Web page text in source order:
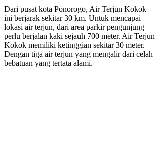
Dari pusat kota Ponorogo, Air Terjun Kokok
ini berjarak sekitar 30 km. Untuk mencapai
lokasi air terjun, dari area parkir pengunjung
perlu berjalan kaki sejauh 700 meter. Air Terjun
Kokok memiliki ketinggian sekitar 30 meter.
Dengan tiga air terjun yang mengalir dari celah
bebatuan yang tertata alami.